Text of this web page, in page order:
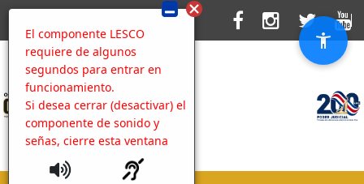
El componente LESCO
requiere de algunos
segundos para entrar en
funcionamiento.
Si desea cerrar (desactivar) el
componente de sonido y
señas, cierre esta ventana